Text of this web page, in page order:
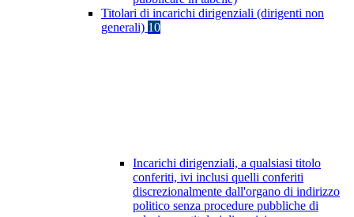
Titolari di incarichi dirigenziali (dirigenti non
generali) 10
Incarichi dirigenziali, a qualsiasi titolo
conferiti, ivi inclusi quelli conferiti
discrezionalmente dall'organo di indirizzo
politico senza procedure pubbliche di